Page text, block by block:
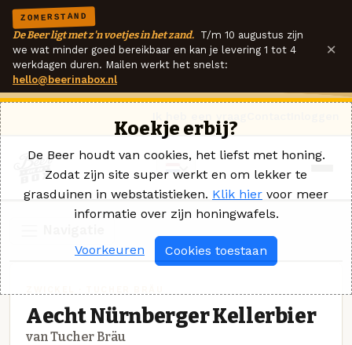
ZOMERSTAND
De Beer ligt met z'n voetjes in het zand. T/m 10 augustus zijn
we wat minder goed bereikbaar en kan je levering 1 tot 4
werkdagen duren. Mailen werkt het snelst:
hello@beerinabox.nl
×
Aecht Nürnberger Kellerbier
van Tucher Bräu
Koekje erbij?
De Beer houdt van cookies, het liefst met honing.
Zodat zijn site super werkt en om lekker te
grasduinen in webstatistieken. Klik hier voor meer
informatie over zijn honingwafels.
Voorkeuren Cookies toestaan